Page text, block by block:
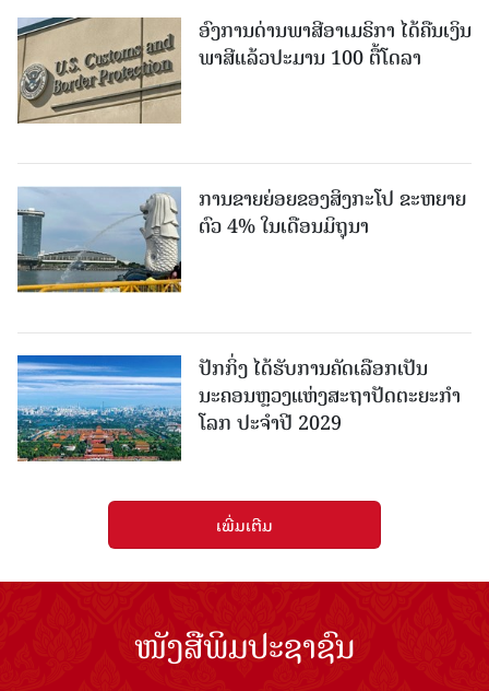
ອົງການດ່ານພາສີອາເມຣິກາ ໄດ້ຄືນເງິນ
ພາສີແລ້ວປະມານ 100 ຕື້ໂດລາ
ການຂາຍຍ່ອຍຂອງສິງກະໂປ ຂະຫຍາຍ
ຕົວ 4% ໃນເດືອນມິຖຸນາ
ປັກກິ່ງ ໄດ້ຮັບການຄັດເລືອກເປັນ
ນະຄອນຫຼວງແຫ່ງສະຖາປັດຕະຍະກຳ
ໂລກ ປະຈຳປີ 2029
ເພີ່ມເຕີມ
ໜັງສືພິມປະຊາຊົນ